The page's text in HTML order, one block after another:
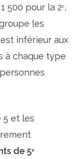
500 pour la 2ᵉ,
les
inférieur aux
à chaque type
5 et les
de 5ᵉ